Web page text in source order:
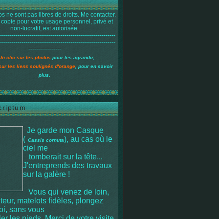
ne sont pas libres de droits. Me contacter.
pour votre usage personnel, privé et
non-lucratif, est autorisée.
-----------------
clic sur les photos pour les agrandir,
les liens soulignés d'orange , pour en savoir
plus.
Je garde mon Casque
( Cassis cornuta), au cas où le
ciel me
tomberait sur la tête...
J'entreprends des travaux
sur la galère !
Vous qui venez de loin,
matelots fidèles, plongez
sans vous